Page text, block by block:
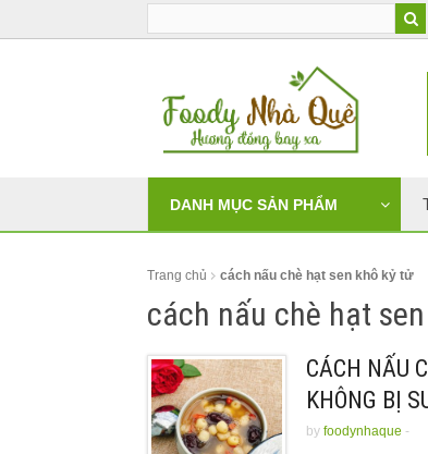
DANH MỤC SẢN PHẨM
Trang chủ cách nấu chè hạt sen khô kỷ tử
cách nấu chè hạt
CÁCH NẤU
KHÔNG BỊ
by foodynhaque -